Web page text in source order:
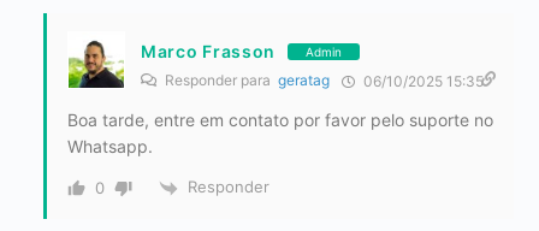
Marco Frasson Admin
Responder para geratag 06/10/2025 15:35
Boa tarde, entre em contato por favor pelo suporte no
Whatsapp.
0 Responder